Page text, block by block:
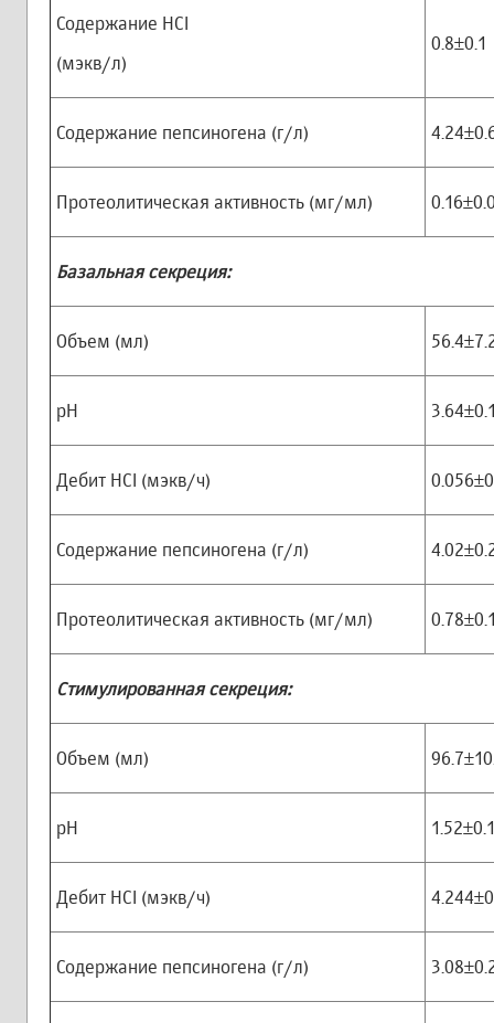
Содержание HCI
(мэкв/л)
0.8±0.1
Содержание пепсиногена (г/л)
Протеолитическая активность (мг/мл)
Базальная секреция:
Объем (мл)
рН
Дебит HCI (мэкв/ч)
Содержание пепсиногена (г/л)
Протеолитическая активность (мг/мл)
Стимулированная секреция:
Объем (мл)
рН
Дебит HCI (мэкв/ч)
Содержание пепсиногена (г/л)